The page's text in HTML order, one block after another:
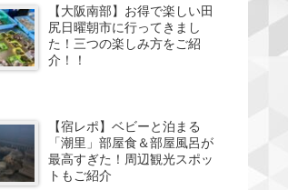
【大阪南部】お得で楽しい田
尻日曜朝市に行ってきまし
た！三つの楽しみ方をご紹
介！！
【宿レポ】ベビーと泊まる
「潮里」部屋食＆部屋風呂が
最高すぎた！周辺観光スポッ
トもご紹介